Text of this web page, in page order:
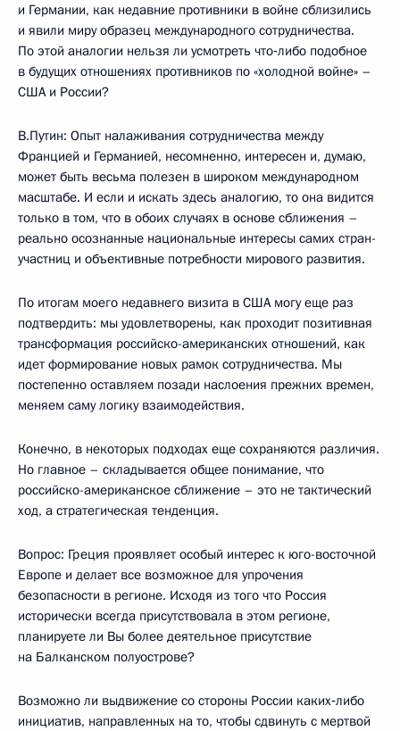
и Германии, как недавние противники в войне сблизились
и явили миру образец международного сотрудничества.
По этой аналогии нельзя ли усмотреть что‑либо подобное
в будущих отношениях противников по «холодной войне» –
США и России?
В.Путин: Опыт налаживания сотрудничества между
Францией и Германией, несомненно, интересен и, думаю,
может быть весьма полезен в широком международном
масштабе. И если и искать здесь аналогию, то она видится
только в том, что в обоих случаях в основе сближения –
реально осознанные национальные интересы самих стран-
участниц и объективные потребности мирового развития.
По итогам моего недавнего визита в США могу еще раз
подтвердить: мы удовлетворены, как проходит позитивная
трансформация российско-американских отношений, как
идет формирование новых рамок сотрудничества. Мы
постепенно оставляем позади наслоения прежних времен,
меняем саму логику взаимодействия.
Конечно, в некоторых подходах еще сохраняются различия.
Но главное – складывается общее понимание, что
российско-американское сближение – это не тактический
ход, а стратегическая тенденция.
Вопрос: Греция проявляет особый интерес к юго-восточной
Европе и делает все возможное для упрочения
безопасности в регионе. Исходя из того что Россия
исторически всегда присутствовала в этом регионе,
планируете ли Вы более деятельное присутствие
на Балканском полуострове?
Возможно ли выдвижение со стороны России каких‑либо
инициатив, направленных на то, чтобы сдвинуть с мертвой